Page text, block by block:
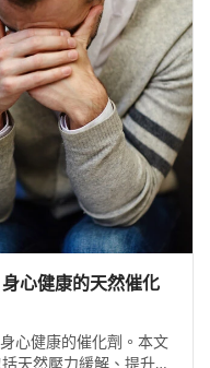
心健康的天然催化
心健康的催化劑。本文
天然壓力緩解、提升睡